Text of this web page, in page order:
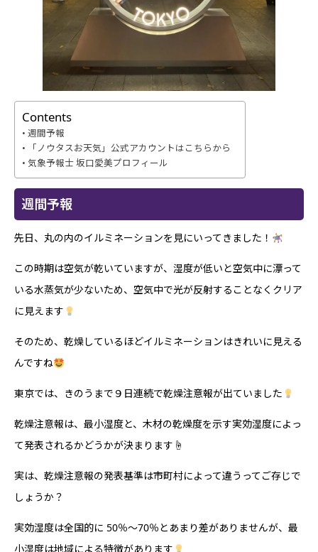
Contents
週間予報
「ノウタスお天気」公式アカウントはこちらから
気象予報士 坂口愛美プロフィール
週間予報
先日、丸の内のイルミネーションを見にいってきました！
この時期は空気が乾いていますが、湿度が低いと空気中に漂って
いる水蒸気が少ないため、空気中で光が反射することなくクリア
に見えます
そのため、乾燥しているほどイルミネーションはきれいに見える
んですね
東京では、きのうまで９日連続で乾燥注意報が出ていました
乾燥注意報は、最小湿度と、木材の乾燥度を示す実効湿度によっ
て発表されるかどうかが決まります☝️
実は、乾燥注意報の発表基準は市町村によって違うってご存じで
しょうか？
実効湿度は全国的に 50％～70％とあまり差がありませんが、最
小湿度は地域による特徴があります